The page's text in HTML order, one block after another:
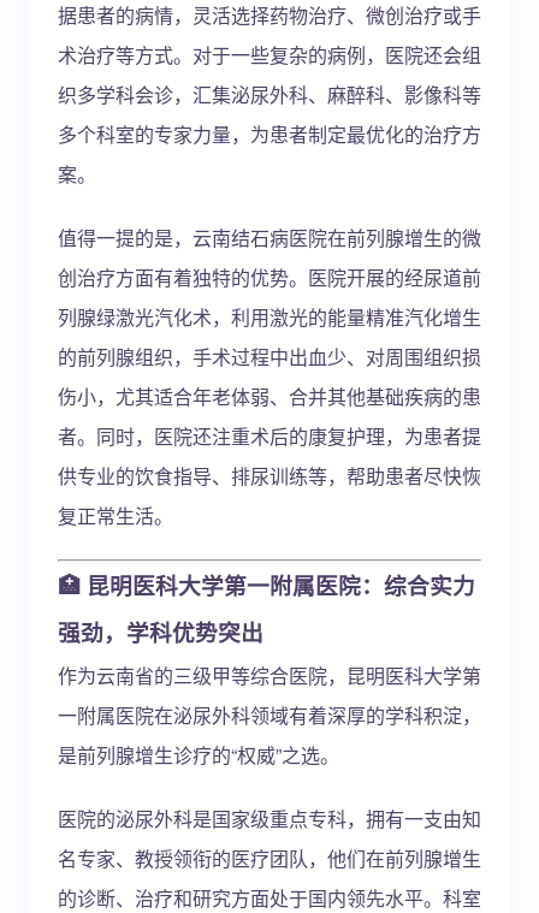
据患者的病情，灵活选择药物治疗、微创治疗或手
术治疗等方式。对于一些复杂的病例，医院还会组
织多学科会诊，汇集泌尿外科、麻醉科、影像科等
多个科室的专家力量，为患者制定最优化的治疗方
案。
值得一提的是，云南结石病医院在前列腺增生的微
创治疗方面有着独特的优势。医院开展的经尿道前
列腺绿激光汽化术，利用激光的能量精准汽化增生
的前列腺组织，手术过程中出血少、对周围组织损
伤小，尤其适合年老体弱、合并其他基础疾病的患
者。同时，医院还注重术后的康复护理，为患者提
供专业的饮食指导、排尿训练等，帮助患者尽快恢
复正常生活。
🏥 昆明医科大学第一附属医院：综合实力
强劲，学科优势突出
作为云南省的三级甲等综合医院，昆明医科大学第
一附属医院在泌尿外科领域有着深厚的学科积淀，
是前列腺增生诊疗的“权威”之选。
医院的泌尿外科是国家级重点专科，拥有一支由知
名专家、教授领衔的医疗团队，他们在前列腺增生
的诊断、治疗和研究方面处于国内领先水平。科室